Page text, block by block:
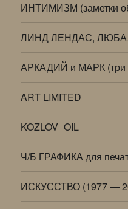
ИНТИМИЗМ (заметки
ЛИНД ЛЕНДАС,
АРКАДИЙ и МАРК (три
ART LIMITED
KOZLOV_OIL
Ч/Б ГРАФИКА для
ИСКУССТВО (1977 —